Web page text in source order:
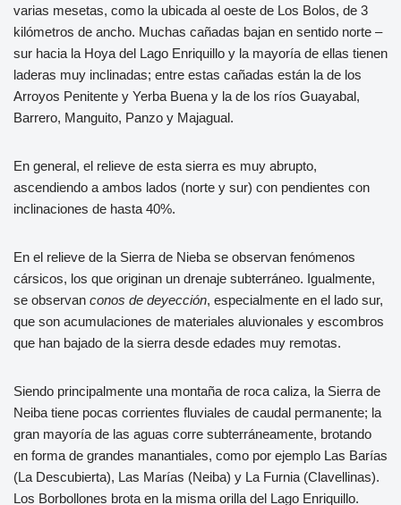
varias mesetas, como la ubicada al oeste de Los Bolos, de 3
kilómetros de ancho. Muchas cañadas bajan en sentido norte –
sur hacia la Hoya del Lago Enriquillo y la mayoría de ellas tienen
laderas muy inclinadas; entre estas cañadas están la de los
Arroyos Penitente y Yerba Buena y la de los ríos Guayabal,
Barrero, Manguito, Panzo y Majagual.
En general, el relieve de esta sierra es muy abrupto,
ascendiendo a ambos lados (norte y sur) con pendientes con
inclinaciones de hasta 40%.
En el relieve de la Sierra de Nieba se observan fenómenos
cársicos, los que originan un drenaje subterráneo. Igualmente,
se observan conos de deyección, especialmente en el lado sur,
que son acumulaciones de materiales aluvionales y escombros
que han bajado de la sierra desde edades muy remotas.
Siendo principalmente una montaña de roca caliza, la Sierra de
Neiba tiene pocas corrientes fluviales de caudal permanente; la
gran mayoría de las aguas corre subterráneamente, brotando
en forma de grandes manantiales, como por ejemplo Las Barías
(La Descubierta), Las Marías (Neiba) y La Furnia (Clavellinas).
Los Borbollones brota en la misma orilla del Lago Enriquillo.